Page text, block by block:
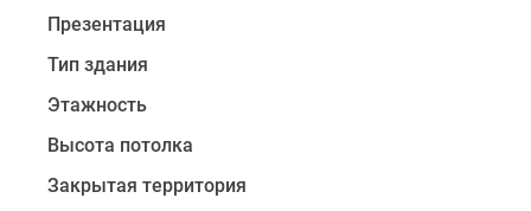
проемы,
остекленные
и
лоджии
каждой
Презентация
Тип здания
Этажность
Высота потолка
Закрытая территория